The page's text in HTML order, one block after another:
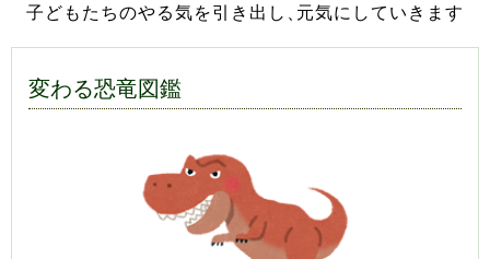
子どもたちのやる気を引き出し
元気にしていきます
変わる恐竜図鑑